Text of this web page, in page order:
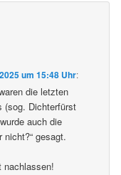
um 15:48 Uhr:
die letzten
(sog. Dichterfürst
auch die
nicht?“ gesagt.
nachlassen!